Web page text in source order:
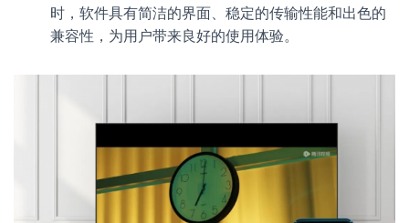
时，软件具有简洁的界面、稳定的传输性能和出色的
兼容性，为用户带来良好的使用体验。